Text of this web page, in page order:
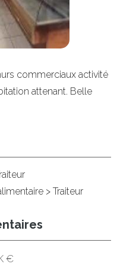
commerciaux activité
attenant. Belle
> Traiteur
€